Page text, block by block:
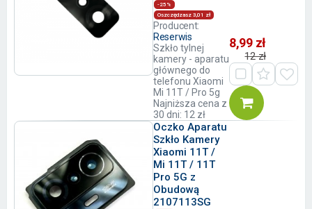
-25%
Oszczędzasz 3,01 zł
Producent:
Reserwis
Szkło tylnej
kamery - aparatu
głównego do
telefonu Xiaomi
Mi 11T / Pro 5g
Najniższa cena z
30 dni: 12 zł
8,99 zł
12 zł
Oczko Aparatu
Szkło Kamery
Xiaomi 11T /
Mi 11T / 11T
Pro 5G z
Obudową
2107113SG